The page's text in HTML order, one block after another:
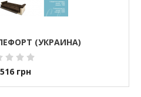
(УКРАИНА)
грн